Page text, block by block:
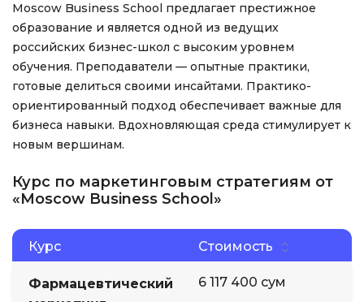
Moscow Business School предлагает престижное
образование и является одной из ведущих
российских бизнес-школ с высоким уровнем
обучения. Преподаватели — опытные практики,
готовые делиться своими инсайтами. Практико-
ориентированный подход обеспечивает важные для
бизнеса навыки. Вдохновляющая среда стимулирует к
новым вершинам.
Курс по маркетинговым стратегиям от
«Moscow Business School»
Курс Стоимость
Фармацевтический
6 117 400 сум